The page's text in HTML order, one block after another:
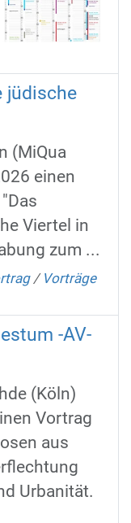
jüdische
(MiQua
einen
Viertel in
zum ...
/ Vorträge
-AV-
(Köln)
Vortrag
aus
Urbanität.